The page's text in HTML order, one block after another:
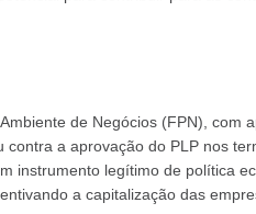
de Negócios (FPN), com
contra a aprovação do PLP nos
instrumento legítimo de política
a capitalização das